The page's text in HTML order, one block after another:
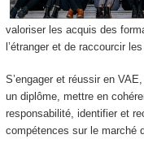
valoriser les acquis des
l’étranger et de raccourcir
S’engager et réussir en
un diplôme, mettre en
responsabilité, identifier et
compétences sur le marché